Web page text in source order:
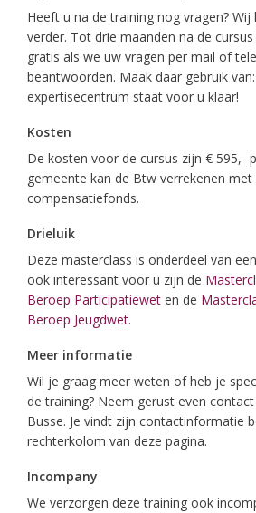
Heeft u na de training nog vragen? Wij
verder. Tot drie maanden na de
gratis als we uw vragen per mail of
beantwoorden. Maak daar gebruik
expertisecentrum staat voor u klaar!
Kosten
De kosten voor de cursus zijn € 595,-
gemeente kan de Btw verrekenen
compensatiefonds.
Drieluik
Deze masterclass is onderdeel van
ook interessant voor u zijn de
Beroep Participatiewet en de
Beroep Jeugdwet.
Meer informatie
Wil je graag meer weten of heb je
de training? Neem gerust even
Busse. Je vindt zijn contactinformatie
rechterkolom van deze pagina.
Incompany
We verzorgen deze training ook